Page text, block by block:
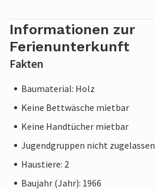
Informationen zur
Ferienunterkunft
Fakten
Baumaterial: Holz
Keine Bettwäsche mietbar
Keine Handtücher mietbar
Jugendgruppen nicht zugelassen
Haustiere: 2
Baujahr (Jahr): 1966